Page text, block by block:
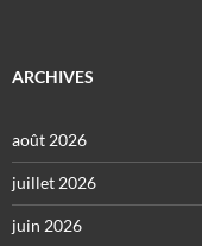
ARCHIVES
août 2026
juillet 2026
juin 2026